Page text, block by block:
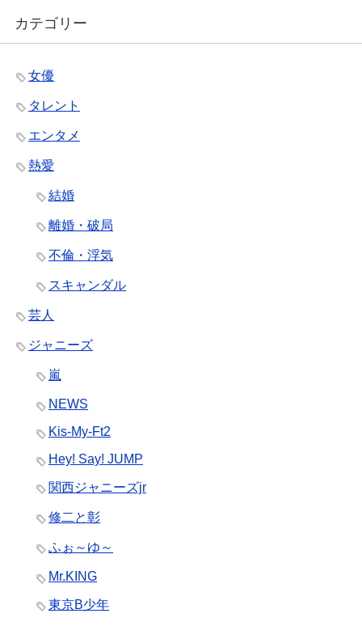
カテゴリー
女優
タレント
エンタメ
熱愛
結婚
離婚・破局
不倫・浮気
スキャンダル
芸人
ジャニーズ
嵐
NEWS
Kis-My-Ft2
Hey! Say! JUMP
関西ジャニーズjr
修二と彰
ふぉ～ゆ～
Mr.KING
東京B少年